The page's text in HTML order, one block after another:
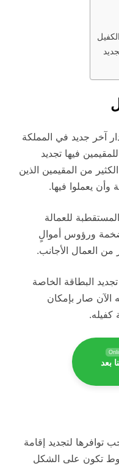
آخر جديد في المملكة
فيها تجديد
من المقيمين الذين
وأن يعملوا فيها.
للعمالة
ضخمة ورؤوس أموالٍ
من العمال الأجانب.
البطاقة الخاصة
الآن صار بإمكان
كفيله.
بعد
لتجديد إقامة
تكون على الشكل